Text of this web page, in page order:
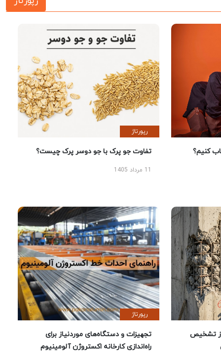
کنیم؟
رپورتاژ
تفاوت جو پرک با جو دوسر پرک چیست؟
تشخیص
رپورتاژ
تجهیزات و دستگاه‌های موردنیاز برای
راه‌اندازی کارخانه اکستروژن آلومینیوم